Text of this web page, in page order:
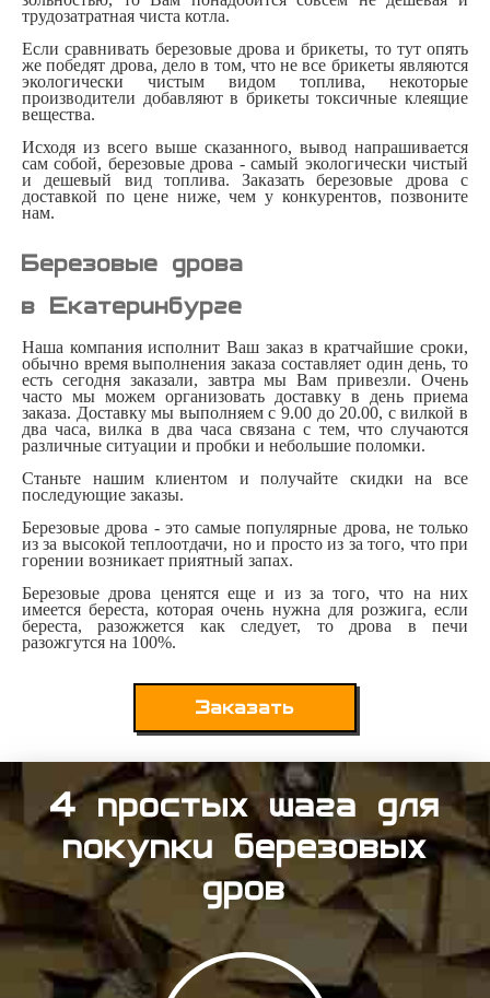
трудозатратная чиста котла.
Если сравнивать березовые дрова и брикеты, то тут опять
же победят дрова, дело в том, что не все брикеты являются
экологически чистым видом топлива, некоторые
производители добавляют в брикеты токсичные клеящие
вещества.
Исходя из всего выше сказанного, вывод напрашивается
сам собой, березовые дрова - самый экологически чистый
и дешевый вид топлива. Заказать березовые дрова с
доставкой по цене ниже, чем у конкурентов, позвоните
нам.
Березовые дрова
в Екатеринбургe
Наша компания исполнит Ваш заказ в кратчайшие сроки,
обычно время выполнения заказа составляет один день, то
есть сегодня заказали, завтра мы Вам привезли. Очень
часто мы можем организовать доставку в день приема
заказа. Доставку мы выполняем с 9.00 до 20.00, с вилкой в
два часа, вилка в два часа связана с тем, что случаются
различные ситуации и пробки и небольшие поломки.
Станьте нашим клиентом и получайте скидки на все
последующие заказы.
Березовые дрова - это самые популярные дрова, не только
из за высокой теплоотдачи, но и просто из за того, что при
горении возникает приятный запах.
Березовые дрова ценятся еще и из за того, что на них
имеется береста, которая очень нужна для розжига, если
береста, разожжется как следует, то дрова в печи
разожгутся на 100%.
Заказать
4 простых шага для
покупки березовых
дров